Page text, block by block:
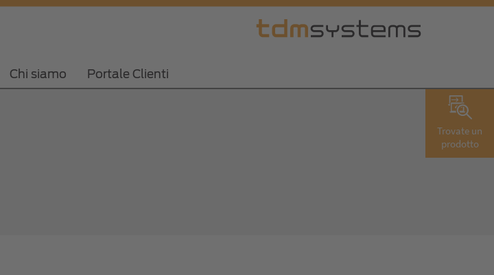
Chi siamo Portale Clienti
Trovate un
prodotto